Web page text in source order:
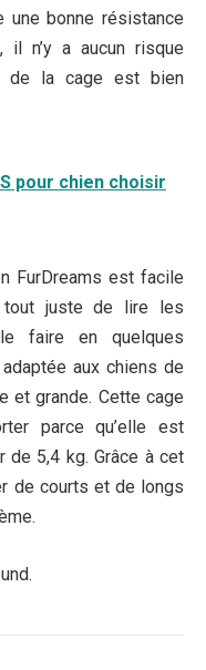
bonne résistance
n’y a aucun risque
de la cage est bien
pour chien choisir
FurDreams est facile
juste de lire les
faire en quelques
aux chiens de
et grande. Cette cage
parce qu’elle est
de 5,4 kg. Grâce à cet
de courts et de longs